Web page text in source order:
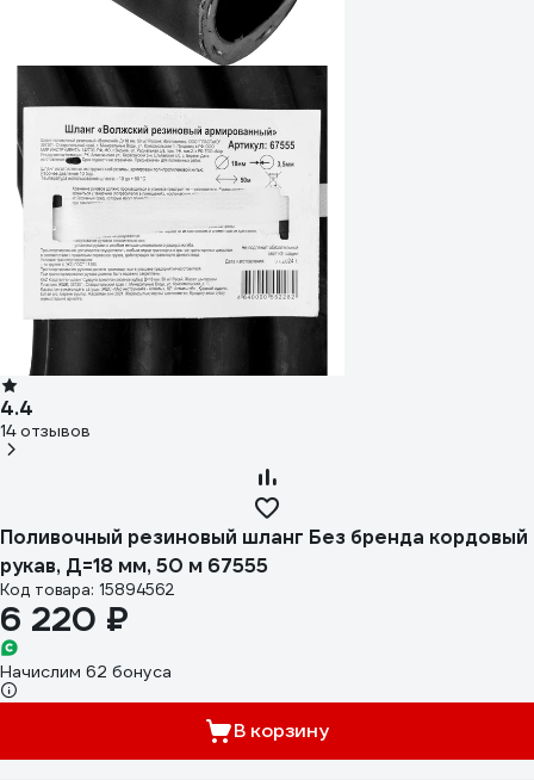
4.4
14 отзывов
Поливочный резиновый шланг Без бренда кордовый
рукав, Д=18 мм, 50 м 67555
Код товара: 15894562
6 220 ₽
Начислим 62 бонуса
В корзину